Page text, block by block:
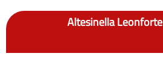
Altesinella Leonforte